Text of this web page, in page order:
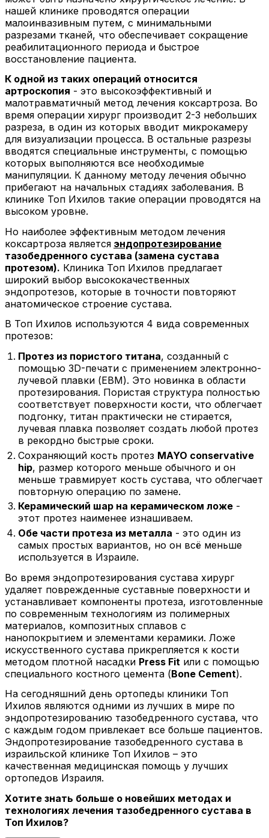
нашей клинике проводятся операции
малоинвазивным путем, с минимальными
разрезами тканей, что обеспечивает сокращение
реабилитационного периода и быстрое
восстановление пациента.
К одной из таких операций относится
артроскопия - это высокоэффективный и
малотравматичный метод лечения коксартроза. Во
время операции хирург производит 2-3 небольших
разреза, в один из которых вводит микрокамеру
для визуализации процесса. В остальные разрезы
вводятся специальные инструменты, с помощью
которых выполняются все необходимые
манипуляции. К данному методу лечения обычно
прибегают на начальных стадиях заболевания. В
клинике Топ Ихилов такие операции проводятся на
высоком уровне.
Но наиболее эффективным методом лечения
коксартроза является эндопротезирование
тазобедренного сустава (замена сустава
протезом). Клиника Топ Ихилов предлагает
широкий выбор высококачественных
эндопротезов, которые в точности повторяют
анатомическое строение сустава.
В Топ Ихилов используются 4 вида современных
протезов:
Протез из пористого титана, созданный с
помощью 3D-печати с применением электронно-
лучевой плавки (EBM). Это новинка в области
протезирования. Пористая структура полностью
соответствует поверхности кости, что облегчает
подгонку, титан практически не стирается,
лучевая плавка позволяет создать любой протез
в рекордно быстрые сроки.
Сохраняющий кость протез MAYO conservative
hip, размер которого меньше обычного и он
меньше травмирует кость сустава, что облегчает
повторную операцию по замене.
Керамический шар на керамическом ложе -
этот протез наименее изнашиваем.
Обе части протеза из металла - это один из
самых простых вариантов, но он всё меньше
используется в Израиле.
Во время эндопротезирования сустава хирург
удаляет поврежденные суставные поверхности и
устанавливает компоненты протеза, изготовленные
по современным технологиям из полимерных
материалов, композитных сплавов с
нанопокрытием и элементами керамики. Ложе
искусственного сустава прикрепляется к кости
методом плотной насадки Press Fit или с помощью
специального костного цемента (Bone Cement).
На сегодняшний день ортопеды клиники Топ
Ихилов являются одними из лучших в мире по
эндопротезированию тазобедренного сустава, что
с каждым годом привлекает все больше пациентов.
Эндопротезирование тазобедренного сустава в
израильской клинике Топ Ихилов – это
качественная медицинская помощь у лучших
ортопедов Израиля.
Хотите знать больше о новейших методах и
технологиях лечения тазобедренного сустава в
Топ Ихилов?